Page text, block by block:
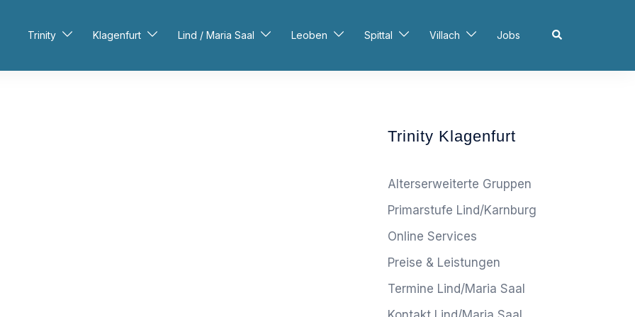
Trinity Klagenfurt Lind / Maria Saal Leoben Spittal Villach Jobs Search
Trinity Klagenfurt
Alterserweiterte Gruppen
Primarstufe Lind/Karnburg
Online Services
Preise & Leistungen
Termine Lind/Maria Saal